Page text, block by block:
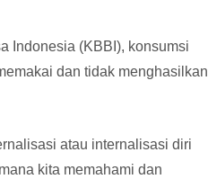
Indonesia (KBBI), konsumsi
dan tidak menghasilkan
atau internalisasi diri
kita memahami dan